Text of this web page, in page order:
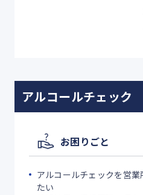
アルコールチェック
お困りごと
アルコールチェックを営
たい